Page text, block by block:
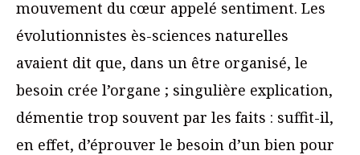
mouvement du cœur appelé sentiment. Les
évolutionnistes ès-sciences naturelles
avaient dit que, dans un être organisé, le
besoin crée l’organe ; singulière explication,
démentie trop souvent par les faits : suffit-il,
en effet, d’éprouver le besoin d’un bien pour